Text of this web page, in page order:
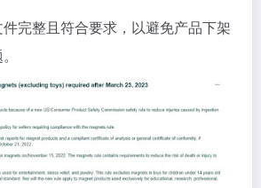
完整且符合要求，以避免产品下架